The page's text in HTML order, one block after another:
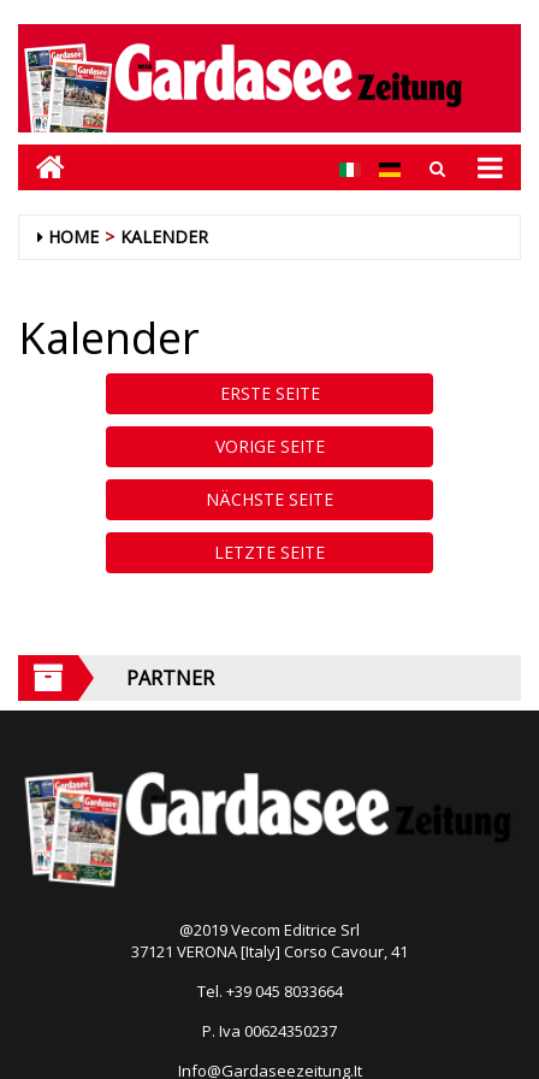
HOME KALENDER
Kalender
ERSTE SEITE
VORIGE SEITE
NÄCHSTE SEITE
LETZTE SEITE
PARTNER
@2019 Vecom Editrice Srl
37121 VERONA [Italy] Corso Cavour, 41
Tel. +39 045 8033664
P. Iva 00624350237
Info@Gardaseezeitung.It